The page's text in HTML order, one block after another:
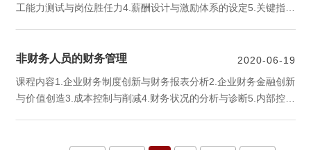
工能力测试与岗位胜任力4.薪酬设计与激励体系的设定5.关键指标
非财务人员的财务管理 2020-06-19
课程内容1.企业财务制度创新与财务报表分析2.企业财务金融创新
与价值创造3.成本控制与削减4.财务状况的分析与诊断5.内部控制